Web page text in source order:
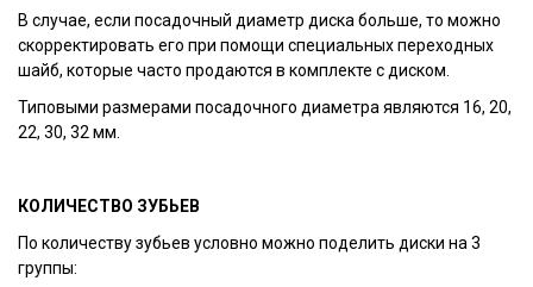
В случае, если посадочный диаметр диска больше, то можно
скорректировать его при помощи специальных переходных
шайб, которые часто продаются в комплекте с диском.
Типовыми размерами посадочного диаметра являются 16, 20,
22, 30, 32 мм.
КОЛИЧЕСТВО ЗУБЬЕВ
По количеству зубьев условно можно поделить диски на 3
группы: